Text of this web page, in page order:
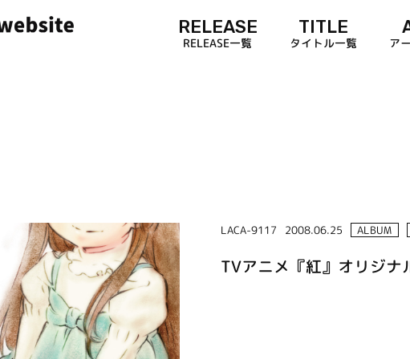
RELEASE
RELEASE一覧
TITLE
タイトル一覧 ア
LACA-9117 2008.06.25 ALBUM
TVアニメ『紅』オリジナ